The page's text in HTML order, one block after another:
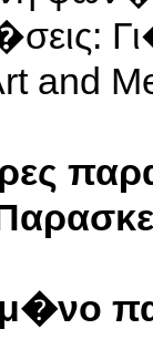
and
μ�νο